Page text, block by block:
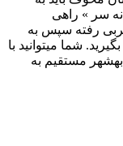
سر » راهی
رفته سپس به
شما میتوانید با
مستقیم به